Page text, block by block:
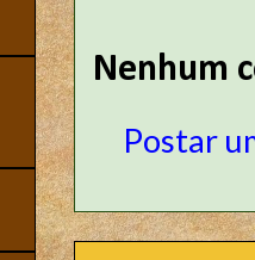
Nenhum
Postar